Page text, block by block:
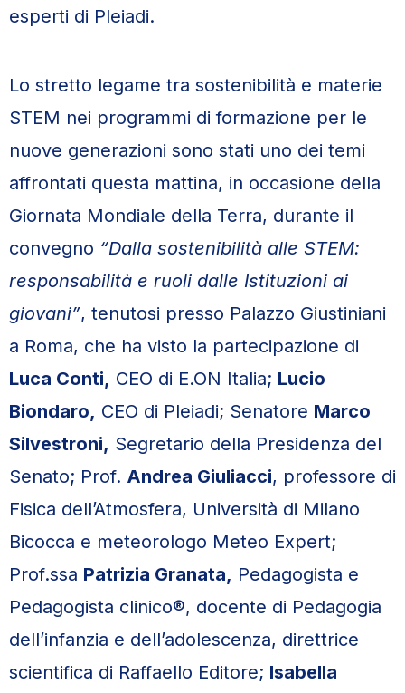
esperti di Pleiadi.
Lo stretto legame tra sostenibilità e materie
STEM nei programmi di formazione per le
nuove generazioni sono stati uno dei temi
affrontati questa mattina, in occasione della
Giornata Mondiale della Terra, durante il
convegno “Dalla sostenibilità alle STEM:
responsabilità e ruoli dalle Istituzioni ai
giovani”, tenutosi presso Palazzo Giustiniani
a Roma, che ha visto la partecipazione di
Luca Conti, CEO di E.ON Italia; Lucio
Biondaro, CEO di Pleiadi; Senatore Marco
Silvestroni, Segretario della Presidenza del
Senato; Prof. Andrea Giuliacci, professore di
Fisica dell’Atmosfera, Università di Milano
Bicocca e meteorologo Meteo Expert;
Prof.ssa Patrizia Granata, Pedagogista e
Pedagogista clinico®, docente di Pedagogia
dell’infanzia e dell’adolescenza, direttrice
scientifica di Raffaello Editore; Isabella